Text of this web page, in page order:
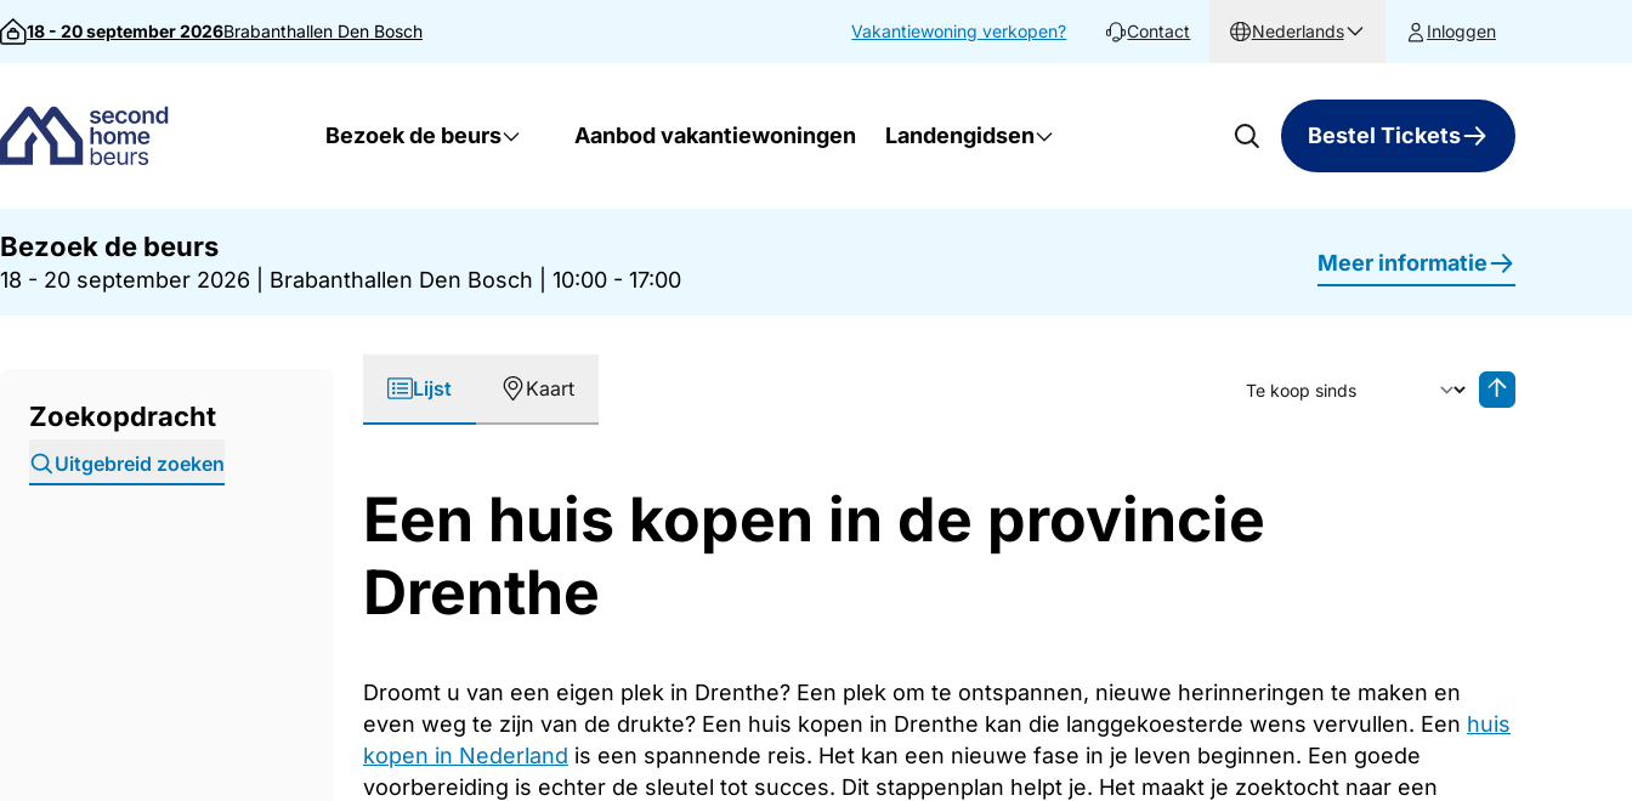
Direct naar inhoud
18 - 20 september 2026Brabanthallen Den Bosch Vakantiewoning verkopen? Contact Nederlands Inloggen
Bezoek de beurs Aanbod vakantiewoningen Landengidsen Bestel Tickets
Bezoek de beurs
18 - 20 september 2026 Brabanthallen Den Bosch 10:00 - 17:00
Meer informatie
Zoekopdracht
Uitgebreid zoeken
Lijst Kaart
Sorteer op
Een huis kopen in de provincie
Drenthe
Droomt u van een eigen plek in Drenthe? Een plek om te ontspannen, nieuwe herinneringen te maken en
even weg te zijn van de drukte? Een huis kopen in Drenthe kan die langgekoesterde wens vervullen. Een huis
kopen in Nederland is een spannende reis. Het kan een nieuwe fase in je leven beginnen. Een goede
voorbereiding is echter de sleutel tot succes. Dit stappenplan helpt je. Het maakt je zoektocht naar een